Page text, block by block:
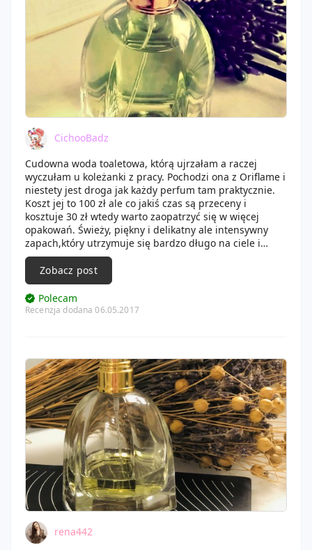
CichooBadz
Cudowna woda toaletowa, którą ujrzałam a raczej
wyczułam u koleżanki z pracy. Pochodzi ona z Oriflame i
niestety jest droga jak każdy perfum tam praktycznie.
Koszt jej to 100 zł ale co jakiś czas są przeceny i
kosztuje 30 zł wtedy warto zaopatrzyć się w więcej
opakowań. Świeży, piękny i delikatny ale intensywny
zapach,który utrzymuje się bardzo długo na ciele i
ubraniach. Idealny na ciepłe lato, którego jeszcze nie
mamy. Na początku zapach wydaje się dość kwaśny ale
po chwili czuć przyjemne hmm... mleczne ciasteczko tak
bym go porównała. Bardzo ładna buteleczka zgrabna,
elegancka i do tego ten cudowny zielony kolorek. Nawet
Zobacz post
Polecam
Recenzja dodana 06.05.2017
rena442